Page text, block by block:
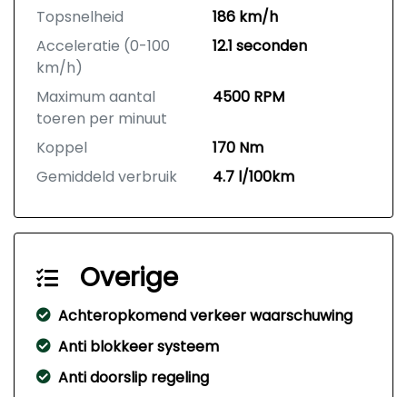
Topsnelheid
186 km/h
Acceleratie (0-100
km/h)
12.1 seconden
Maximum aantal
toeren per minuut
4500 RPM
Koppel
170 Nm
Gemiddeld verbruik
4.7 l/100km
Overige
Achteropkomend verkeer waarschuwing
Anti blokkeer systeem
Anti doorslip regeling